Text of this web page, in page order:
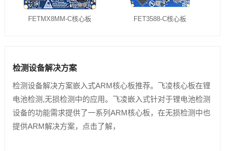
FETMX8MM-C核心板 FET3588-C核心板
检测设备解决方案
检测设备解决方案嵌入式ARM核心板推荐。飞凌核心板在锂
电池检测,无损检测中的应用。飞凌嵌入式针对于锂电池检测
设备的功能需求提供了一系列ARM核心板，在无损检测中也
提供ARM解决方案，点击了解，